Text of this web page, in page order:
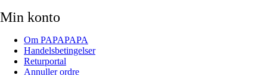
Min konto
Om PAPAPAPA
Handelsbetingelser
Returportal
Annuller ordre